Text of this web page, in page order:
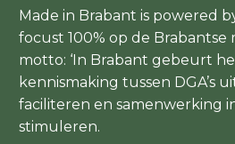
Made in Brabant is powered
focust 100% op de Brabantse
motto: ‘In Brabant gebeurt
kennismaking tussen DGA’s
faciliteren en samenwerking
stimuleren.